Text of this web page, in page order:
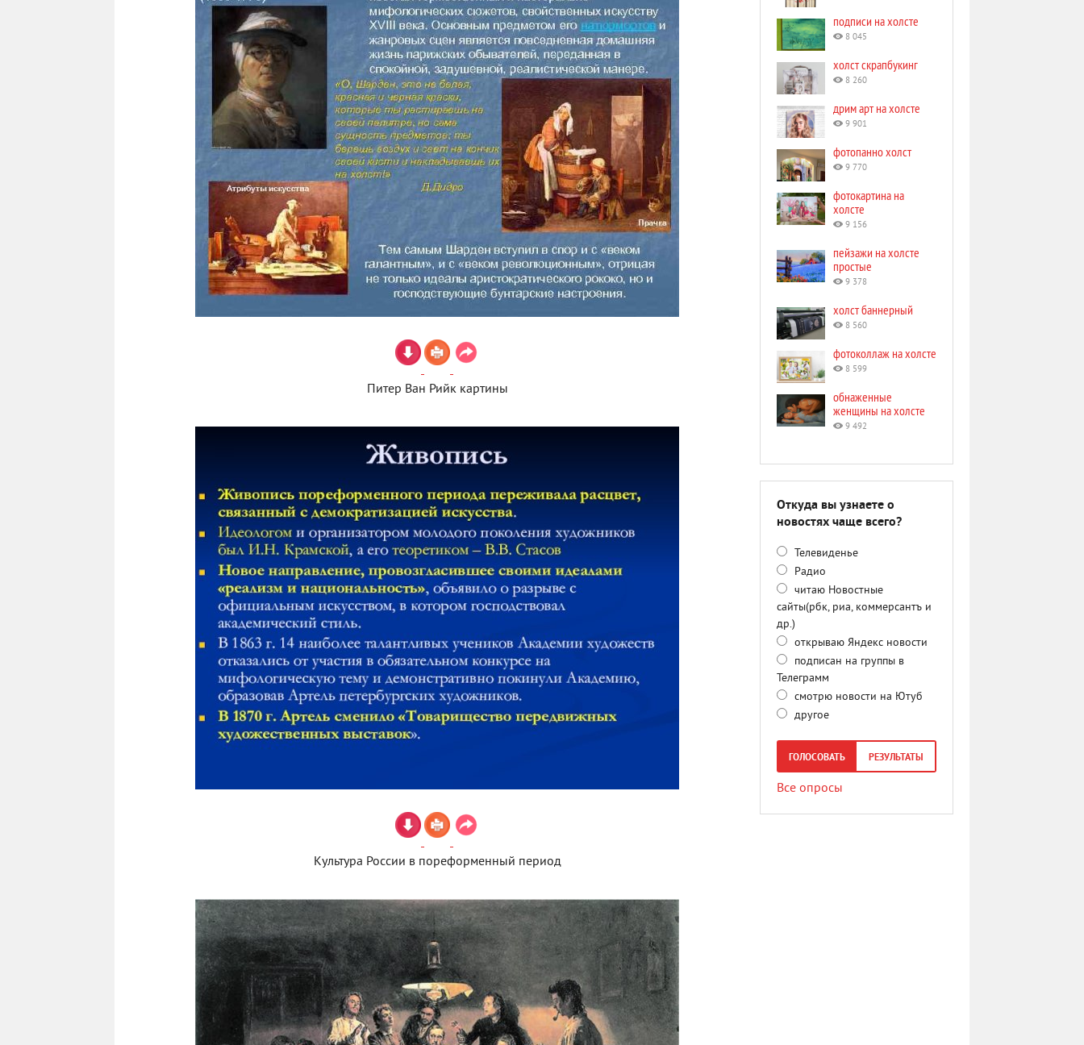
Питер Ван Рийк картины
Культура России в пореформенный период
подписи на холсте
8 045
холст скрапбукинг
8 260
дрим арт на холсте
9 901
фотопанно холст
9 770
фотокартина на
холсте
9 156
пейзажи на холсте
простые
9 378
холст баннерный
8 560
фотоколлаж на холсте
8 599
обнаженные
женщины на холсте
9 492
Откуда вы узнаете о
новостях чаще всего?
Телевиденье
Радио
читаю Новостные
сайты(рбк, риа, коммерсантъ и
др.)
открываю Яндекс новости
подписан на группы в
Телеграмм
смотрю новости на Ютуб
другое
ГОЛОСОВАТЬ РЕЗУЛЬТАТЫ
Все опросы